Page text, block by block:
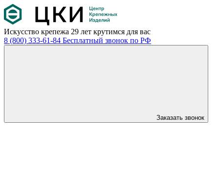
Искусство крепежа 29 лет крутимся для вас
8 (800) 333-61-84 Бесплатный звонок по РФ
Заказать звонок